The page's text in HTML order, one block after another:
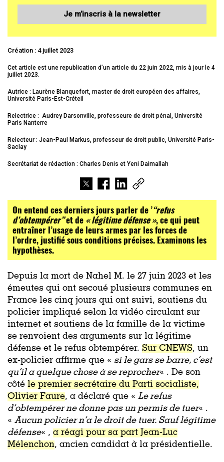
Je m’inscris à la newsletter
Création : 4 juillet 2023
Cet article est une republication d’un article du 22 juin 2022, mis à jour le 4
juillet 2023.
Autrice : Laurène Blanquefort, master de droit européen des affaires,
Université Paris-Est-Créteil
Relectrice : Audrey Darsonville, professeure de droit pénal, Université
Paris Nanterre
Relecteur : Jean-Paul Markus, professeur de droit public, Université Paris-
Saclay
Secrétariat de rédaction : Charles Denis et Yeni Daimallah
On entend ces derniers jours parler de ’“refus
d’obtempérer”et de « légitime défense », ce qui peut
entraîner l’usage de leurs armes par les forces de
l’ordre, justifié sous conditions précises. Examinons les
hypothèses.
Depuis la mort de Nahel M. le 27 juin 2023 et les
émeutes qui ont secoué plusieurs communes en
France les cinq jours qui ont suivi, soutiens du
policier impliqué selon la vidéo circulant sur
internet et soutiens de la famille de la victime
se renvoient des arguments sur la légitime
défense et le refus obtempérer. Sur CNEWS, un
ex-policier affirme que « si le gars se barre, c’est
qu’il a quelque chose à se reprocher« . De son
côté le premier secrétaire du Parti socialiste,
Olivier Faure, a déclaré que « Le refus
d’obtempérer ne donne pas un permis de tuer« .
« Aucun policier n’a le droit de tuer. Sauf légitime
défense« , a réagi pour sa part Jean-Luc
Mélenchon, ancien candidat à la présidentielle.